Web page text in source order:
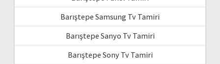
Barıştepe Samsung Tv Tamiri
Barıştepe Sanyo Tv Tamiri
Barıştepe Sony Tv Tamiri